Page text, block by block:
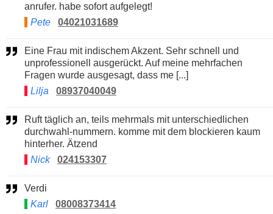
anrufer. habe sofort aufgelegt!
Pete
04021031689
Eine Frau mit indischem Akzent. Sehr schnell und
unprofessionell ausgerückt. Auf meine mehrfachen
Fragen wurde ausgesagt, dass me [...]
Lilja
08937040049
Ruft täglich an, teils mehrmals mit unterschiedlichen
durchwahl-nummern. komme mit dem blockieren kaum
hinterher. Ätzend
Nick
024153307
Verdi
Karl
08008373414